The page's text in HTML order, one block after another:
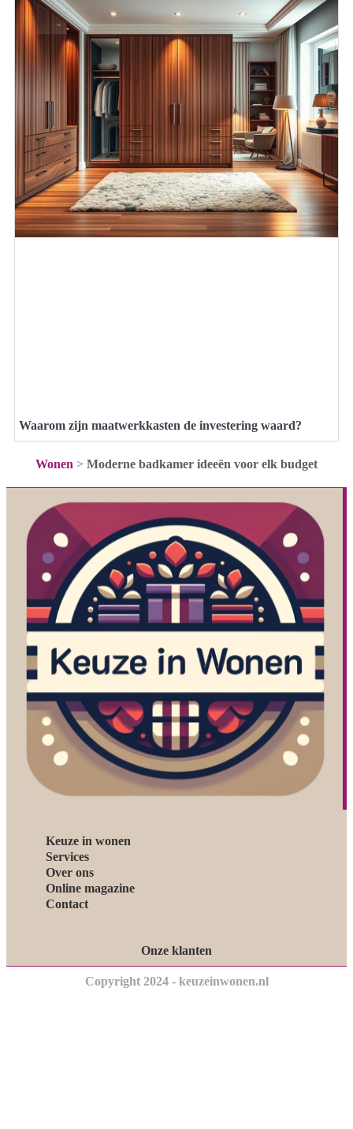
Waarom zijn maatwerkkasten de investering waard?
Wonen > Moderne badkamer ideeën voor elk budget
Keuze in wonen
Services
Over ons
Online magazine
Contact
Onze klanten
Copyright 2024 - keuzeinwonen.nl